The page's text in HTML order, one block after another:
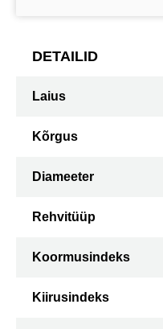
DETAILID
Laius
Kõrgus
Diameeter
Rehvitüüp
Koormusindeks
Kiirusindeks